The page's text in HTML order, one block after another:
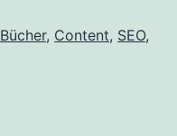
Bücher, Content, SEO,